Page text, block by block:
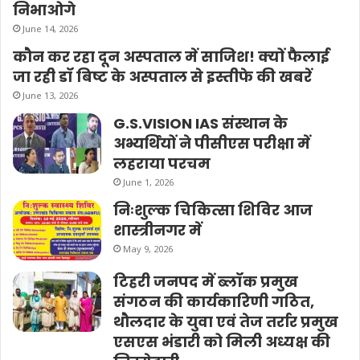
निभाओगे
June 14, 2026
कौन कर रहा दून अस्पताल में साजिश! क्यों फैलाई
जा रही डॉ बिष्ट के अस्पताल से इस्तीफे की खबरें
June 13, 2026
G.S.VISION IAS संस्थान के
अभ्यर्थियों ने पीसीएस परीक्षा में
लहराया परचम
June 1, 2026
निःशुल्क चिकित्सा शिविर आज
शास्त्रीनगर में
May 9, 2026
टिहरी जनपद में ब्लॉक प्रमुख
संगठन की कार्यकारिणी गठित,
थौलदार के युवा एवं तेज तर्रार प्रमुख
एसएस भंडारी को मिली अध्यक्ष की